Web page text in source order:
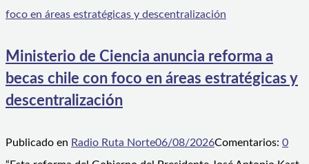
Ministerio de Ciencia anuncia reforma a
becas chile con foco en áreas estratégicas y
descentralización
Publicado en Radio Ruta Norte06/08/2026Comentarios: 0